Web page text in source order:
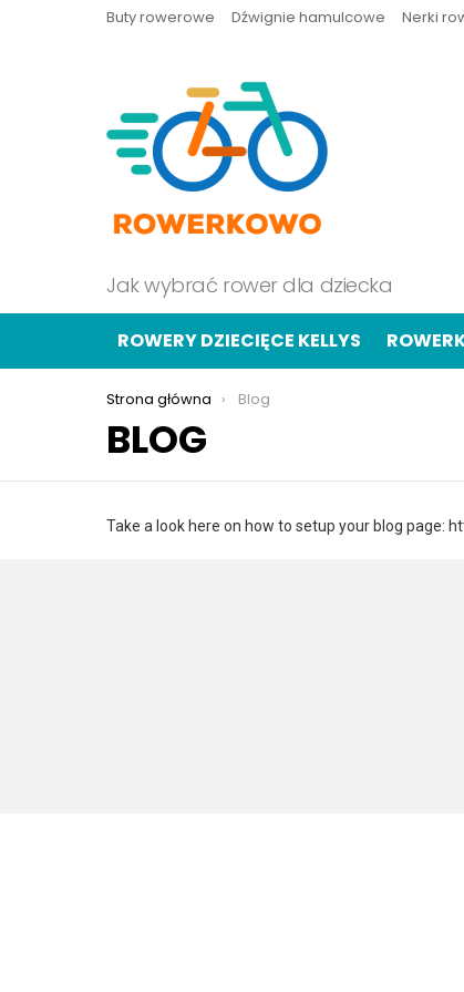
Buty rowerowe Dźwignie hamulcowe Nerki
Jak wybrać rower dla dziecka
ROWERY DZIECIĘCE KELLYS
Jesteś tutaj:
Strona główna Blog
BLOG
Take a look here on how to setup your blog